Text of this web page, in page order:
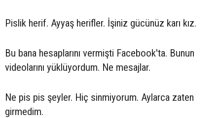
Pislik herif. Ayyaş herifler. İşiniz gücünüz karı kız.
Bu bana hesaplarını vermişti Facebook'ta. Bunun
videolarını yüklüyordum. Ne mesajlar.
Ne pis pis şeyler. Hiç sinmiyorum. Aylarca zaten
girmedim.